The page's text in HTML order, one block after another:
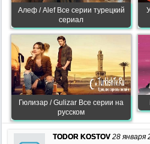
Алеф / Alef Все серии турецкий
сериал
Гюлизар / Gulizar Все серии на
русском
TODOR KOSTOV 28 января